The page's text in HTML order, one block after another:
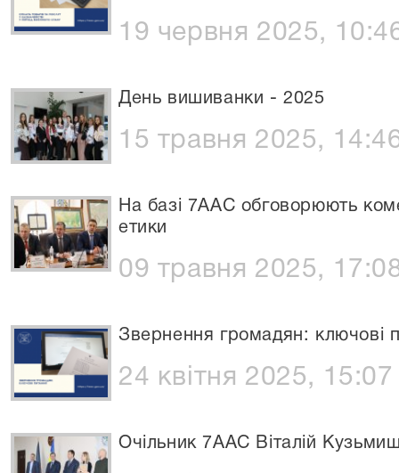
19 червня 2025,
День вишиванки - 2025
15 травня 2025,
На базі 7ААС обговорюють
етики
09 травня 2025,
Звернення громадян: ключові
24 квітня 2025, 15:07
Очільник 7ААС Віталій